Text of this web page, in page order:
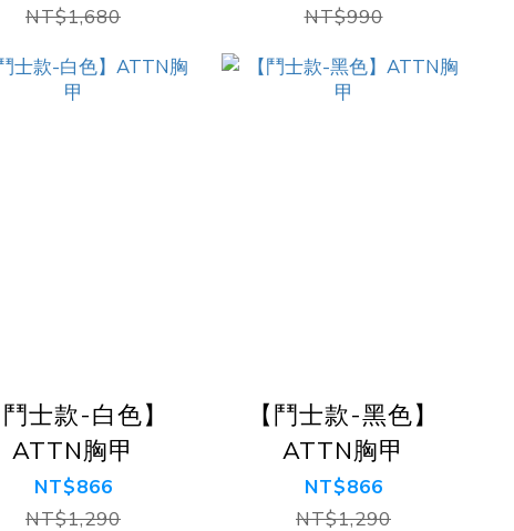
胸甲
NT$1,680
NT$990
鬥士款-白色】
ATTN胸甲
NT$866
NT$1,290
【鬥士款-黑色】
ATTN胸甲
NT$866
NT$1,290